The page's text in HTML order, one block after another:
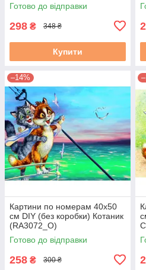
Готово до відправки
298 ₴ 348 ₴
Купити
–14%
Картини по номерам 40х50
см DIY (без коробки) Котаник
(RA3072_O)
Готово до відправки
258 ₴ 300 ₴